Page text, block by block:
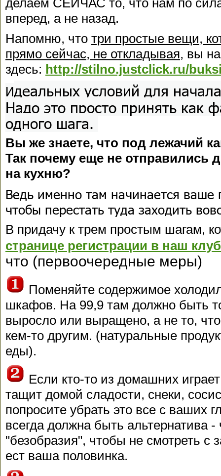
делаем СЕЙЧАС то, что нам по
вперед, а не назад.
Напомню, что три простые вещи,
прямо сейчас, не откладывая, вы
здесь: http://stilno.justclick.ru/
Идеальных условий для
Надо это просто принять как
одного шага.
Вы же знаете, что под лежачий
Так почему еще не отправились
на кухню?
Ведь именно там начинается
чтобы перестать туда заходить
В придачу к трем простым шагам,
странице регистрации в наш клуб
что (первоочередные меры)
Поменяйте содержимое
шкафов. На 99,9 там должно быть
выросло или выращено, а не то,
кем-то другим. (натуральные
еды).
Если кто-то из домашних
тащит домой сладости, снеки,
попросите убрать это все с ваших
всегда должна быть альтернатива
"безобразия", чтобы не смотреть с
ест ваша половинка.